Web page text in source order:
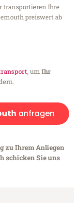
transportieren Ihre
preiswert ab
, um Ihr
anfragen
zu Ihrem Anliegen
schicken Sie uns